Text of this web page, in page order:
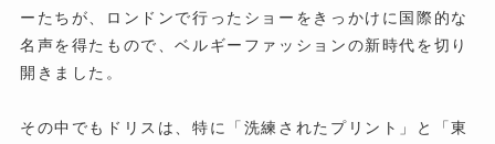
ーたちが、ロンドンで行ったショーをきっかけに国際的な
名声を得たもので、ベルギーファッションの新時代を切り
開きました。
その中でもドリスは、特に「洗練されたプリント」と「東